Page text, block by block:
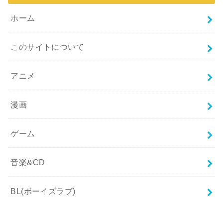
ホーム
このサイトについて
アニメ
漫画
ゲーム
音楽&CD
BL(ボーイズラブ)